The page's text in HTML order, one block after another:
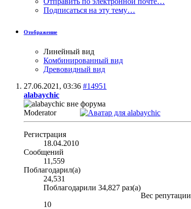
Подписаться на эту тему…
Отображение
Линейный вид
Комбинированный вид
Древовидный вид
27.06.2021, 03:36 #14951
alabaychic
Moderator
Регистрация
18.04.2010
Сообщений
11,559
Поблагодарил(а)
24,531
Поблагодарили 34,827 раз(а)
Вес репутации
10